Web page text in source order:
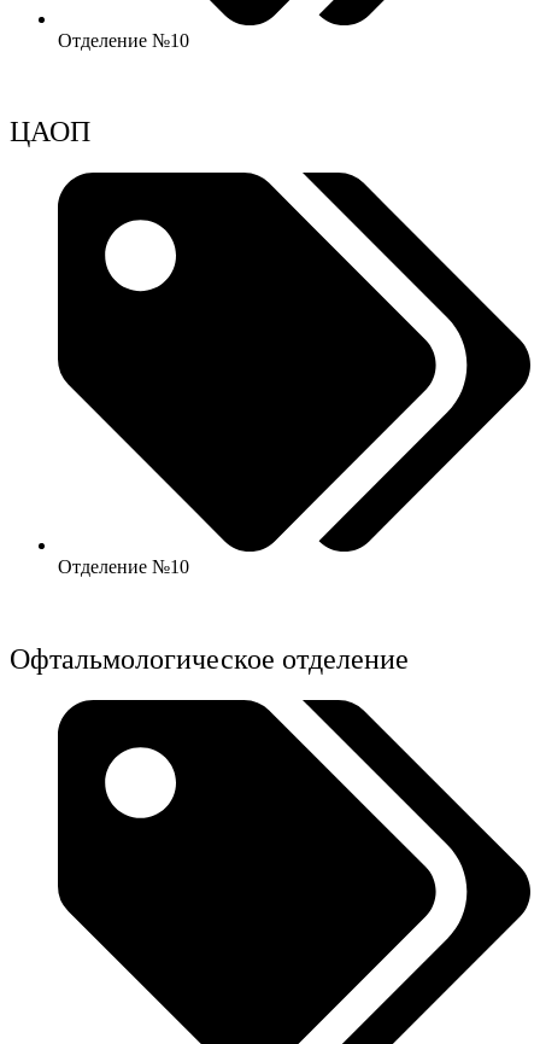
Отделение №10
ЦАОП
Отделение №10
Офтальмологическое отделение